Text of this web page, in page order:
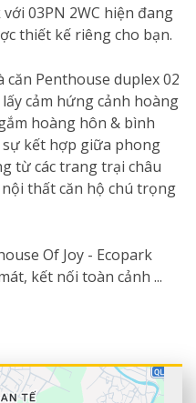
với 03PN 2WC hiện đang
thiết kế riêng cho bạn.
căn Penthouse duplex 02
cảm hứng cảnh hoàng
hoàng hôn & bình
kết hợp giữa phong
từ các trang trại châu
nội thất căn hộ chú trọng
Of Joy - Ecopark
kết nối toàn cảnh ...